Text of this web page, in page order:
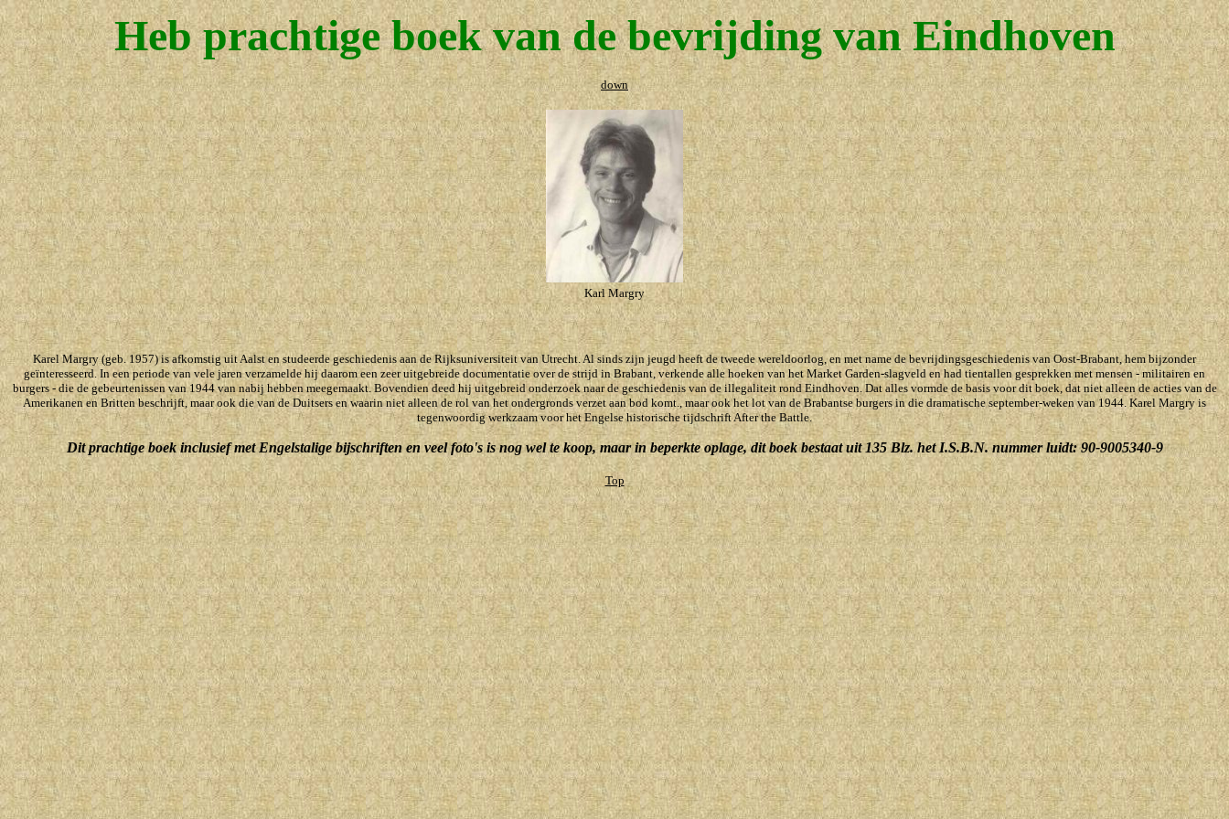
Heb prachtige boek van de bevrijding van Eindhoven
down
Karl Margry
Karel Margry (geb. 1957) is afkomstig uit Aalst en studeerde geschiedenis aan de Rijksuniversiteit van Utrecht. Al sinds zijn jeugd heeft de tweede wereldoorlog, en met name de bevrijdingsgeschiedenis van Oost-Brabant, hem bijzonder
geïnteresseerd. In een periode van vele jaren verzamelde hij daarom een zeer uitgebreide documentatie over de strijd in Brabant, verkende alle hoeken van het Market Garden-slagveld en had tientallen gesprekken met mensen - militairen en
burgers - die de gebeurtenissen van 1944 van nabij hebben meegemaakt. Bovendien deed hij uitgebreid onderzoek naar de geschiedenis van de illegaliteit rond Eindhoven. Dat alles vormde de basis voor dit boek, dat niet alleen de acties van de
Amerikanen en Britten beschrijft, maar ook die van de Duitsers en waarin niet alleen de rol van het ondergronds verzet aan bod komt., maar ook het lot van de Brabantse burgers in die dramatische september-weken van 1944. Karel Margry is
tegenwoordig werkzaam voor het Engelse historische tijdschrift After the Battle.
Dit prachtige boek inclusief met Engelstalige bijschriften en veel foto's is nog wel te koop, maar in beperkte oplage, dit boek bestaat uit 135 Blz. het I.S.B.N. nummer luidt: 90-9005340-9
Top